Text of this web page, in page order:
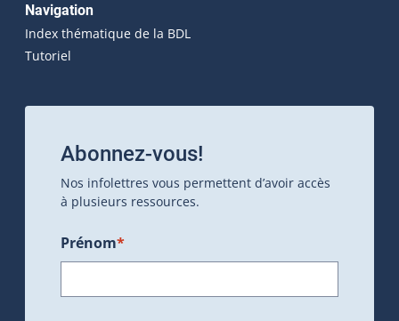
Navigation
Index thématique de la BDL
Tutoriel
Abonnez-vous!
Nos infolettres vous permettent d’avoir accès
à plusieurs ressources.
Prénom*